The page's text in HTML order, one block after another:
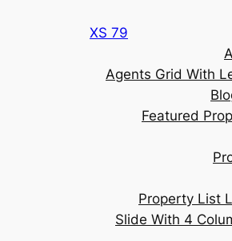
XS 79
Agents Grid With
Featured
Property List
Slide With 4